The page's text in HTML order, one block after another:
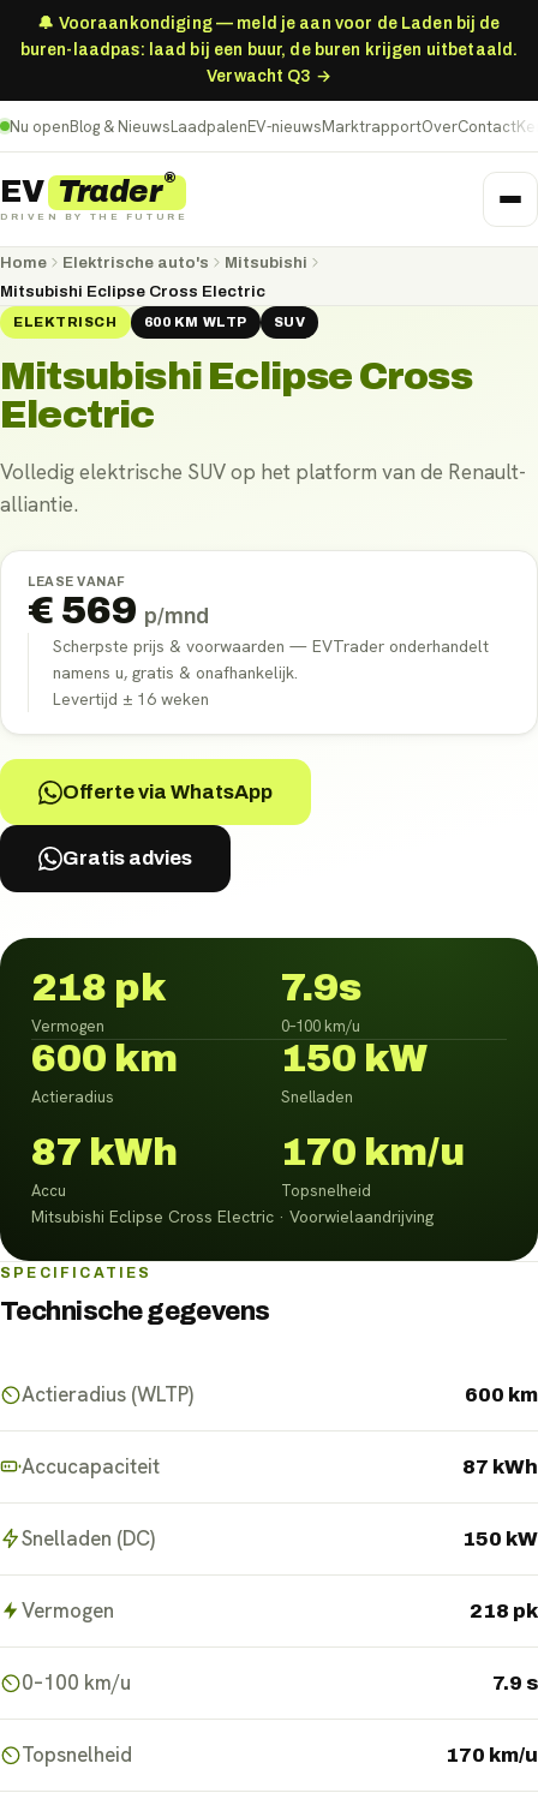
🔔 Vooraankondiging — meld je aan voor de Laden bij de
buren-laadpas: laad bij een buur, de buren krijgen uitbetaald.
Verwacht Q3 →
Nu openBlog & NieuwsLaadpalenEV-nieuwsMarktrapportOverContact
EV Trader®
DRIVEN BY THE FUTURE
Home Elektrische auto's
Mitsubishi
Mitsubishi Eclipse Cross Electric
ELEKTRISCH 600 KM WLTP SUV
Mitsubishi Eclipse Cross
Electric
Volledig elektrische SUV op het platform van de Renault-
alliantie.
LEASE VANAF
€ 569 p/mnd
Scherpste prijs & voorwaarden — EVTrader onderhandelt
namens u, gratis & onafhankelijk.
Levertijd ± 16 weken
Offerte via WhatsApp
Gratis advies
218 pk
Vermogen
7.9s
0–100 km/u
600 km
Actieradius
150 kW
Snelladen
87 kWh
Accu
170 km/u
Topsnelheid
Mitsubishi Eclipse Cross Electric · Voorwielaandrijving
SPECIFICATIES
Technische gegevens
Actieradius (WLTP) 600 km
Accucapaciteit 87 kWh
Snelladen (DC) 150 kW
Vermogen 218 pk
0–100 km/u 7.9 s
Topsnelheid 170 km/u